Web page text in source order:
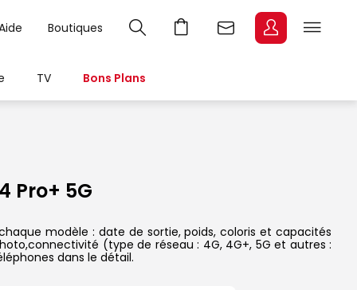
Boutiques
TV Bons Plans
Pro+ 5G
modèle : date de sortie, poids, coloris et capacités
(type de réseau : 4G, 4G+, 5G et autres :
dans le détail.